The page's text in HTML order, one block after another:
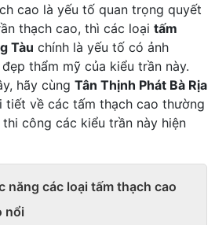
cao là yếu tố quan trọng quyết
thạch cao, thì các loại tấm
Tàu chính là yếu tố có ảnh
thẩm mỹ của kiểu trần này.
hãy cùng Tân Thịnh Phát Bà Rịa
tiết về các tấm thạch cao thường
công các kiểu trần này hiện
năng các loại tấm thạch cao
nổi